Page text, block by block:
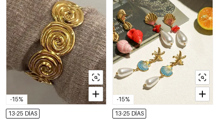
-15%
13-25 DÍAS
-15%
13-25 DÍAS